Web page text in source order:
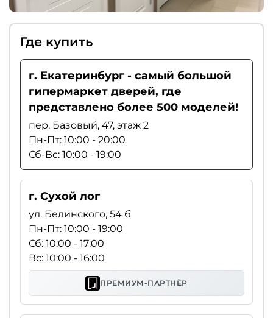
Где купить
г. Екатеринбург - самый большой
гипермаркет дверей, где
представлено более 500 моделей!
пер. Базовый, 47, этаж 2
Пн-Пт: 10:00 - 20:00
Сб-Вс: 10:00 - 19:00
г. Сухой лог
ул. Белинского, 54 б
Пн-Пт: 10:00 - 19:00
Сб: 10:00 - 17:00
Вс: 10:00 - 16:00
ПРЕМИУМ-ПАРТНЁР